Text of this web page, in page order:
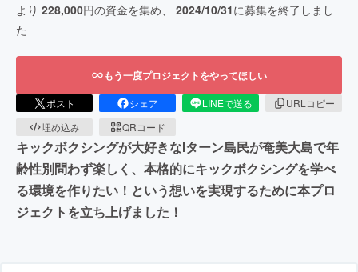
より 228,000円の資金を集め、 2024/10/31に募集を終了しまし
た
もう一度プロジェクトをやってほしい
ポスト シェア LINEで送る
URLコピー
埋め込み
QRコード
キックボクシングが大好きなIターン島民が奄美大島で年
齢性別問わず楽しく、本格的にキックボクシングを学べ
る環境を作りたい！という想いを実現するために本プロ
ジェクトを立ち上げました！